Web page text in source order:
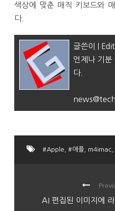
색상에 맞춘 매직 키보드와
다.
글쓴이 |
언제나 기분
다.
#Apple #애플 m4imac
AI 편집된 이미지에